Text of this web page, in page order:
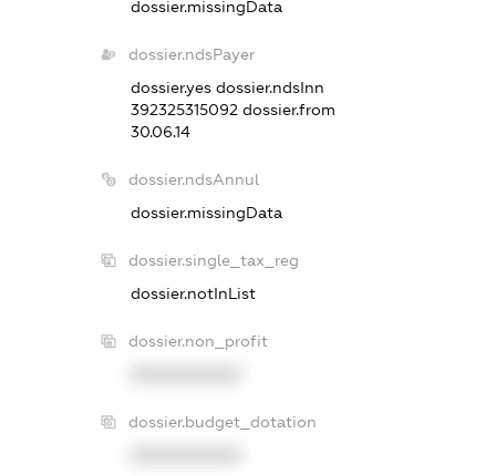
dossier.missingData
dossier.ndsPayer
dossier.yes dossier.ndsInn
392325315092 dossier.from
30.06.14
dossier.ndsAnnul
dossier.missingData
dossier.single_tax_reg
dossier.notInList
dossier.non_profit
dossier.budget_dotation